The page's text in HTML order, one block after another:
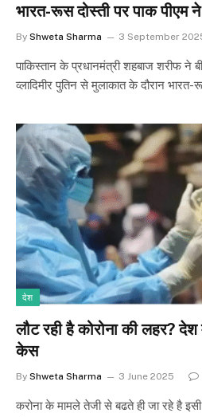
भारत-रूस दोस्ती पर पाक पीएम
By Shweta Sharma 3 September
पाकिस्तान के प्रधानमंत्री शहबाज शरीफ ने
व्लादिमीर पुतिन से मुलाकात के दौरान भारत-
देश
लौट रही है कोरोना की लहर?
केस
By Shweta Sharma 3 June 2025
करोना के मामले तेजी से बढते ही जा रहे है